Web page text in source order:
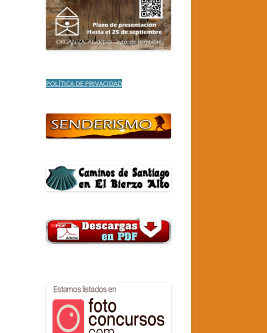
POLÍTICA DE PRIVACIDAD